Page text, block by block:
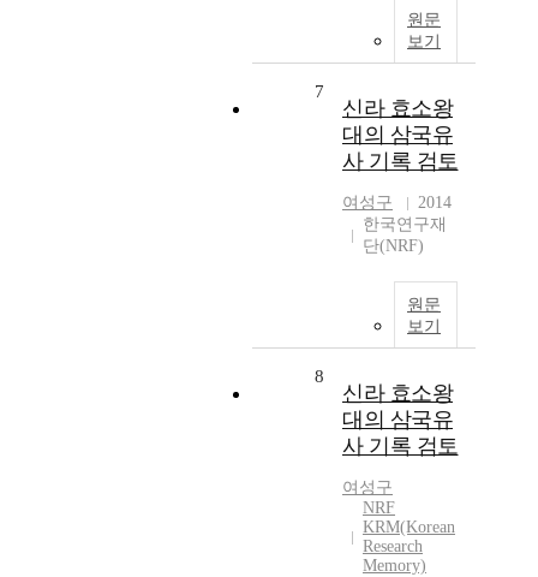
원문
보기
7
신라 효소왕
대의 삼국유
사 기록 검토
여성구
2014
한국연구재
단(NRF)
원문
보기
8
신라 효소왕
대의 삼국유
사 기록 검토
여성구
NRF
KRM(Korean
Research
Memory)